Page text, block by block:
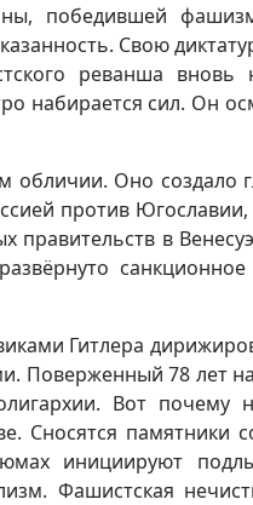
победившей
Свою
реванша
набирается сил. Он
обличии. Оно создало
против
в
санкционное
Гитлера
Поверженный 78 лет
Вот почему
Сносятся памятники
инициируют
Фашистская